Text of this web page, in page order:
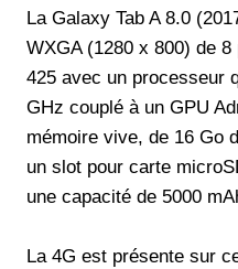
La Galaxy Tab A 8.0
WXGA (1280 x 800) de 8
425 avec un processeur
GHz couplé à un GPU
mémoire vive, de 16 Go
un slot pour carte
une capacité de 5000
La 4G est présente sur